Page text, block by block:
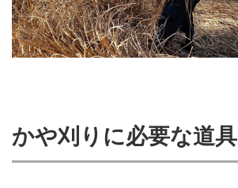
かや刈りに必要な道具